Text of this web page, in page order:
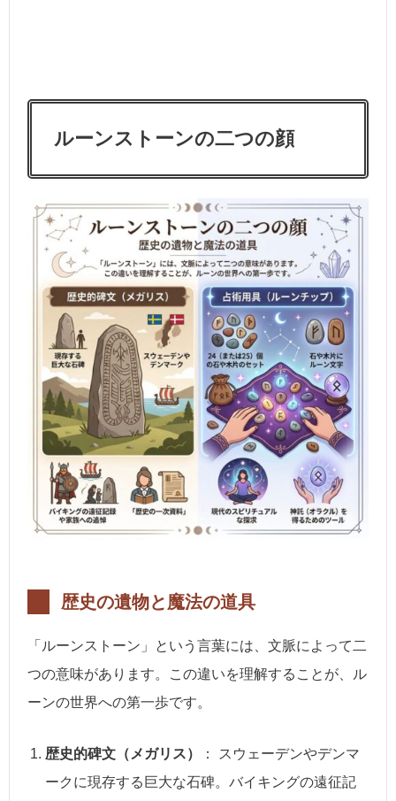
ルーンストーンの二つの顔
歴史の遺物と魔法の道具
「ルーンストーン」という言葉には、文脈によって二
つの意味があります。この違いを理解することが、ル
ーンの世界への第一歩です。
歴史的碑文（メガリス）
： スウェーデンやデンマ
ークに現存する巨大な石碑。バイキングの遠征記